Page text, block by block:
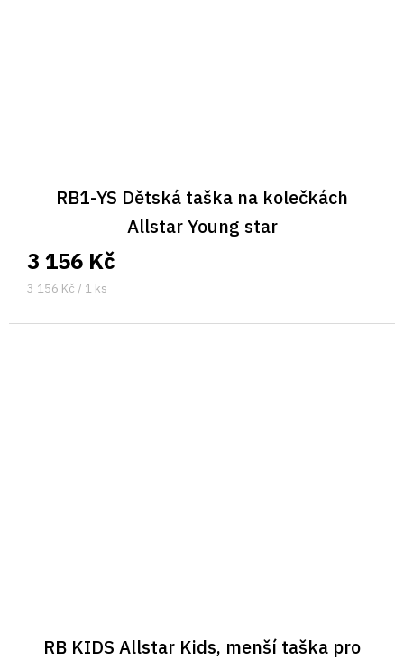
RB1-YS Dětská taška na kolečkách
Allstar Young star
3 156 Kč
Měrná
3 156 Kč / 1 ks
RB KIDS Allstar Kids, menší taška pro